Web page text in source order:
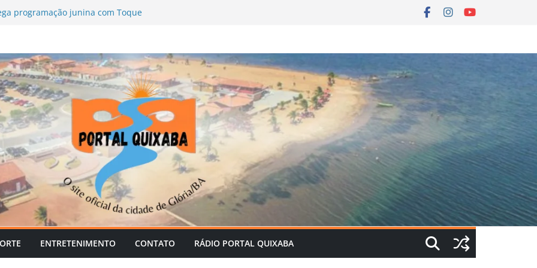
programação junina com Toque
municipais
agricultura com
rurais
de Glória-BA mantém parecer
de David Cavalcanti; ex-prefeito vai
com serviços gratuitos para a
ENTRETENIMENTO CONTATO RÁDIO PORTAL QUIXABA